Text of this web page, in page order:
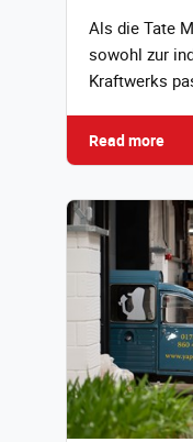
Als die Tate
sowohl zur
Kraftwerks
Read more